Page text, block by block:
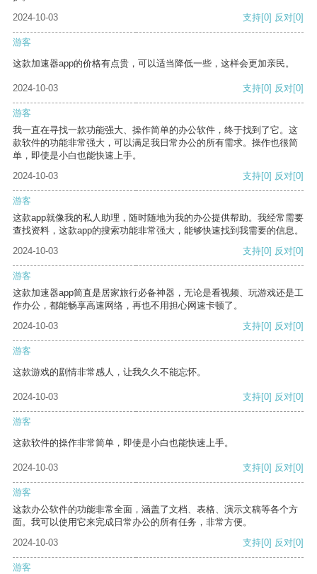
2024-10-03
支持[0] 反对[0]
游客
这款加速器app的价格有点贵，可以适当降低一些，这样会更加亲民。
2024-10-03 支持[0] 反对[0]
游客
我一直在寻找一款功能强大、操作简单的办公软件，终于找到了它。这
款软件的功能非常强大，可以满足我日常办公的所有需求。操作也很简
单，即使是小白也能快速上手。
2024-10-03
支持[0] 反对[0]
游客
这款app就像我的私人助理，随时随地为我的办公提供帮助。我经常需要
查找资料，这款app的搜索功能非常强大，能够快速找到我需要的信息。
2024-10-03
支持[0] 反对[0]
游客
这款加速器app简直是居家旅行必备神器，无论是看视频、玩游戏还是工
作办公，都能畅享高速网络，再也不用担心网速卡顿了。
2024-10-03
支持[0] 反对[0]
游客
这款游戏的剧情非常感人，让我久久不能忘怀。
2024-10-03 支持[0] 反对[0]
游客
这款软件的操作非常简单，即使是小白也能快速上手。
2024-10-03 支持[0] 反对[0]
游客
这款办公软件的功能非常全面，涵盖了文档、表格、演示文稿等各个方
面。我可以使用它来完成日常办公的所有任务，非常方便。
2024-10-03
支持[0] 反对[0]
游客